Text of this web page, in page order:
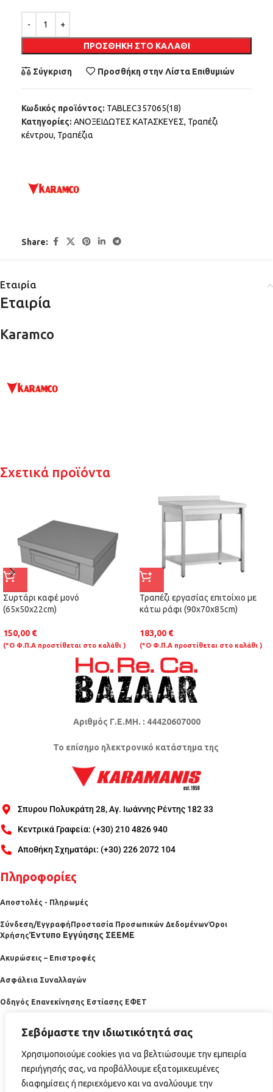
Σεβόμαστε την ιδιωτικότητά σας
Χρησιμοποιούμε cookies για να βελτιώσουμε την εμπειρία
περιήγησής σας, να προβάλλουμε εξατομικευμένες
διαφημίσεις ή περιεχόμενο και να αναλύουμε την
ΠΡΟΣΘΉΚΗ ΣΤΟ ΚΑΛΆΘΙ
Σύγκριση Προσθήκη στην Λίστα Επιθυμιών
Κωδικός προϊόντος: TABLEC357065(18)
Κατηγορίες: ΑΝΟΞΕΙΔΩΤΕΣ ΚΑΤΑΣΚΕΥΕΣ, Τραπέζι
κέντρου, Τραπέζια
Share:
Εταιρία
Εταιρία
Karamco
Σχετικά προϊόντα
Συρτάρι καφέ μονό
(65x50x22cm)
150,00 €
(*Ο Φ.Π.Α προστίθεται στο καλάθι )
Τραπέζι εργασίας επιτοίχιο με
κάτω ράφι (90x70x85cm)
183,00 €
(*Ο Φ.Π.Α προστίθεται στο καλάθι )
Αριθμός Γ.Ε.ΜΗ. : 44420607000
Το επίσημο ηλεκτρονικό κατάστημα της
Σπυρου Πολυκράτη 28, Αγ. Ιωάννης Ρέντης 182 33
Κεντρικά Γραφεία: (+30) 210 4826 940
Αποθήκη Σχηματάρι: (+30) 226 2072 104
Πληροφορίες
Αποστολές - Πληρωμές
Σύνδεση/Εγγραφή Προστασία Προσωπικών ΔεδομένωνΌροι
ΧρήσηςΈντυπο Εγγύησης ΣΕΕΜΕ
Ακυρώσεις – Επιστροφές
Ασφάλεια Συναλλαγών
Οδηγός Επανεκίνησης Εστίασης ΕΦΕΤ